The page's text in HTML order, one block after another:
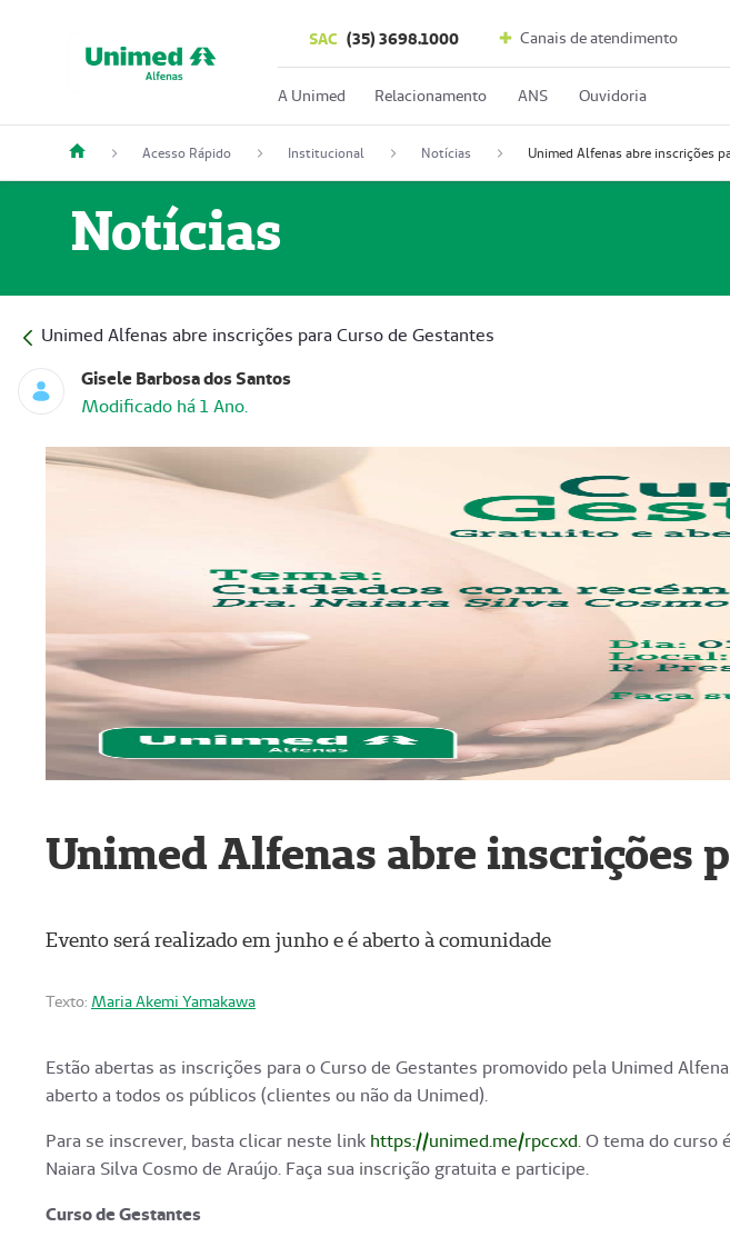
SAC (35) 3698.1000 Canais de atendimento
A Unimed Relacionamento ANS Ouvidoria
Acesso Rápido Institucional Notícias
Notícias
Unimed Alfenas abre inscrições para Curso de Gestantes
Gisele Barbosa dos Santos
Modificado há 1 Ano.
Unimed Alfenas abre inscrições
Evento será realizado em junho e é aberto à comunidade
Texto: Maria Akemi Yamakawa
Estão abertas as inscrições para o Curso de Gestantes promovido pela Unimed
aberto a todos os públicos (clientes ou não da Unimed).
Para se inscrever, basta clicar neste link https://unimed.me/rpccxd. O tema do curso
Naiara Silva Cosmo de Araújo. Faça sua inscrição gratuita e participe.
Curso de Gestantes